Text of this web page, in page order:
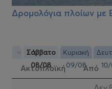
Δρομολόγια πλοίων με
«
Σάββατο
08/08
Κυριακή
09/08
Ακτοπλοϊκή Από